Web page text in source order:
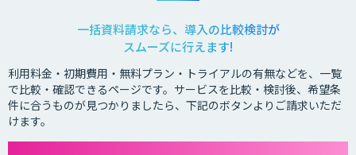
一括資料請求なら、導入の比較検討が
スムーズに行えます!
利用料金・初期費用・無料プラン・トライアルの有無などを、一覧
で比較・確認できるページです。サービスを比較・検討後、希望条
件に合うものが見つかりましたら、下記のボタンよりご請求いただ
けます。